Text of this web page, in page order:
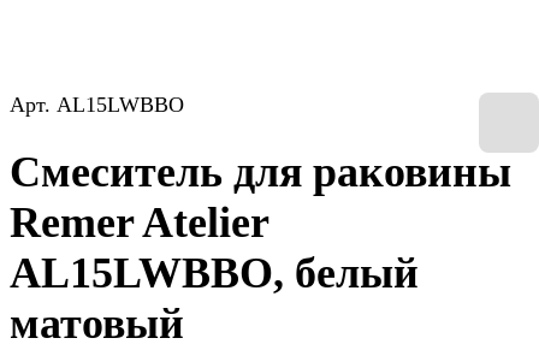
Арт. AL15LWBBO
Смеситель для раковины
Remer Atelier
AL15LWBBO, белый
матовый